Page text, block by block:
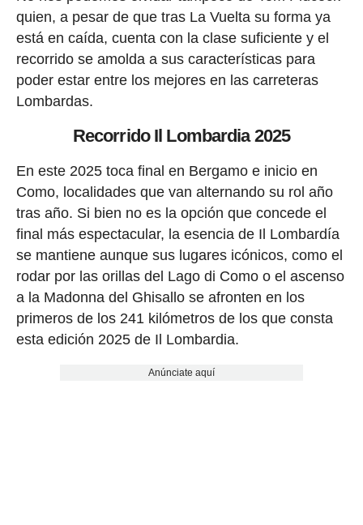
quien, a pesar de que tras La Vuelta su forma ya
está en caída, cuenta con la clase suficiente y el
recorrido se amolda a sus características para
poder estar entre los mejores en las carreteras
Lombardas.
Recorrido Il Lombardia 2025
En este 2025 toca final en Bergamo e inicio en
Como, localidades que van alternando su rol año
tras año. Si bien no es la opción que concede el
final más espectacular, la esencia de Il Lombardía
se mantiene aunque sus lugares icónicos, como el
rodar por las orillas del Lago di Como o el ascenso
a la Madonna del Ghisallo se afronten en los
primeros de los 241 kilómetros de los que consta
esta edición 2025 de Il Lombardia.
Anúnciate aquí